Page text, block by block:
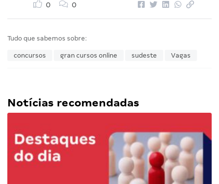
0 0
Tudo que sabemos sobre:
concursos gran cursos online sudeste Vagas
Notícias recomendadas